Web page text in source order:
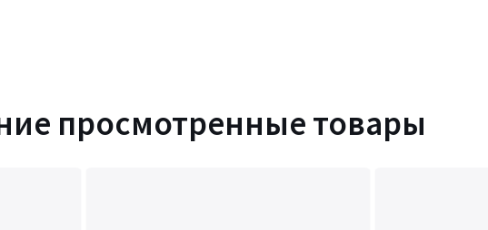
просмотренные товары